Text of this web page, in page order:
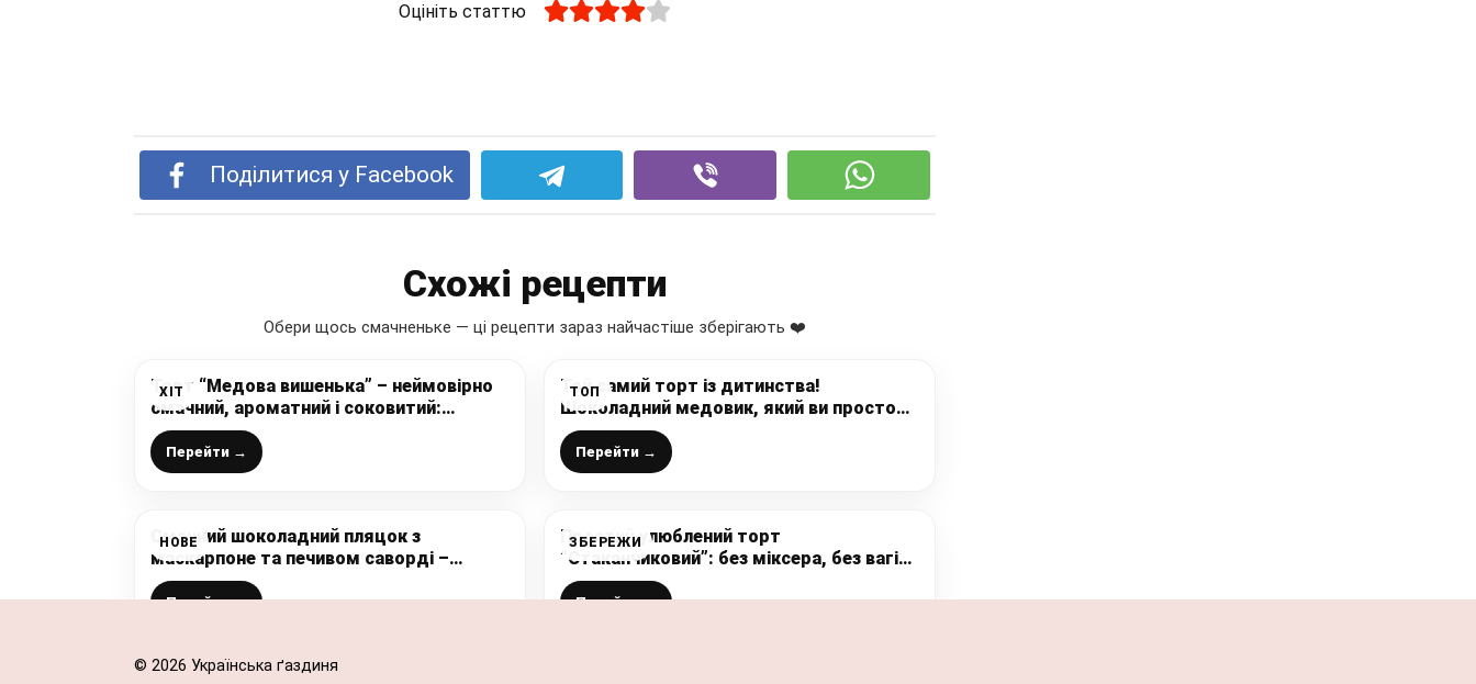
Оцініть статтю
Поділитися у Facebook
Схожі рецепти
Обери щось смачненьке — ці рецепти зараз найчастіше зберігають ❤️
ХІТ
Торт “Медова вишенька” – неймовірно
смачний, ароматний і соковитий:
перевірений рецепт від української
господині
Перейти →
ТОП
Той самий торт із дитинства!
Шоколадний медовик, який ви просто
повинні мати у своєму записничку
Перейти →
НОВЕ
Смачний шоколадний пляцок з
маскарпоне та печивом саворді –
чудовий рецепт від української
господині
Перейти →
ЗБЕРЕЖИ
Простий улюблений торт
“Стаканчиковий”: без міксера, без вагів,
соковитий навіть без просочення
(доступний рецепт і готується швидко)
Перейти →
© 2026 Українська ґаздиня